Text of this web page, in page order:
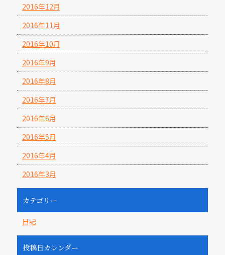
2016年12月
2016年11月
2016年10月
2016年9月
2016年8月
2016年7月
2016年6月
2016年5月
2016年4月
2016年3月
カテゴリー
日記
投稿日カレンダー